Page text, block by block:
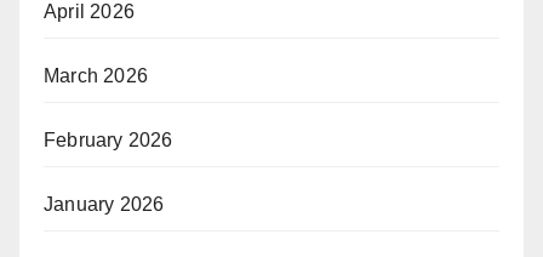
April 2026
March 2026
February 2026
January 2026